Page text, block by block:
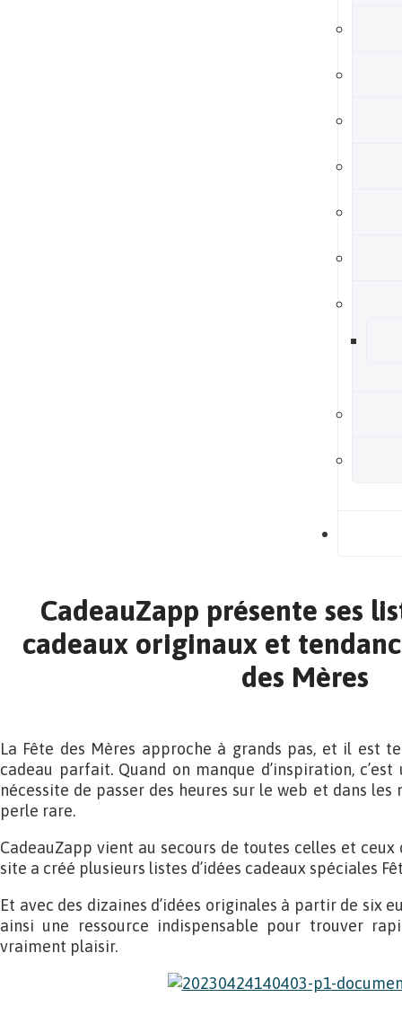
CadeauZapp présente ses
cadeaux originaux et
des Mères
La Fête des Mères approche à grands pas, et il est
cadeau parfait. Quand on manque d’inspiration,
nécessite de passer des heures sur le web et dans
perle rare.
CadeauZapp vient au secours de toutes celles et ceux
site a créé plusieurs listes d’idées cadeaux spéciales
Et avec des dizaines d’idées originales à partir de six
ainsi une ressource indispensable pour trouver
vraiment plaisir.